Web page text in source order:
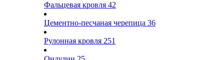
Фальцевая кровля 42
Цементно-песчаная черепица 36
Рулонная кровля 251